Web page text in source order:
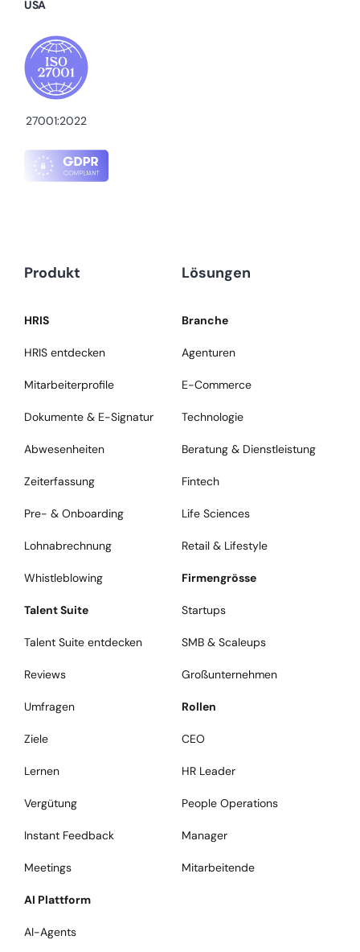
USA
27001:2022
Produkt
HRIS
HRIS entdecken
Mitarbeiterprofile
Dokumente & E-Signatur
Abwesenheiten
Zeiterfassung
Pre- & Onboarding
Lohnabrechnung
Whistleblowing
Talent Suite
Talent Suite entdecken
Reviews
Umfragen
Ziele
Lernen
Vergütung
Instant Feedback
Meetings
AI Plattform
AI-Agents
Lösungen
Branche
Agenturen
E-Commerce
Technologie
Beratung & Dienstleistung
Fintech
Life Sciences
Retail & Lifestyle
Firmengrösse
Startups
SMB & Scaleups
Großunternehmen
Rollen
CEO
HR Leader
People Operations
Manager
Mitarbeitende